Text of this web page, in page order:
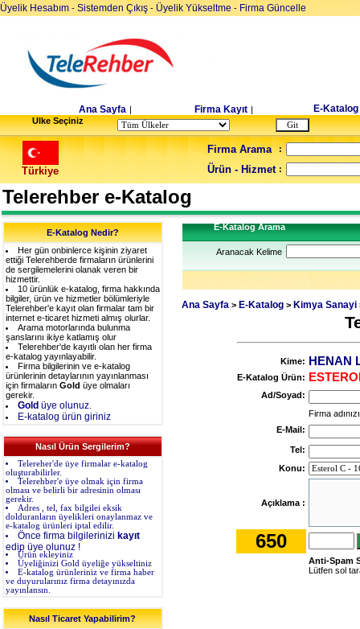
Üyelik Hesabım - Sistemden Çıkış - Üyelik Yükseltme - Firma Güncelle
Ana Sayfa | Firma Kayıt | E-Katalog
Ulke Seçiniz
Türkiye
Firma Arama :
Ürün - Hizmet :
Telerehber e-Katalog
E-Katalog Nedir?
Her gün onbinlerce kişinin ziyaret
ettiği Telerehberde firmaların ürünlerini
de sergilemelerini olanak veren bir
hizmettir.
10 ürünlük e-katalog, firma hakkında
bilgiler, ürün ve hizmetler bölümleriyle
Telerehber'e kayıt olan firmalar tam bir
internet e-ticaret hizmeti almış olurlar.
Arama motorlarında bulunma
şanslarını ikiye katlamış olur
Telerehber'de kayıtlı olan her firma
e-katalog yayınlayabilir.
Firma bilgilerinin ve e-katalog
ürünlerinin detaylarının yayınlanması
için firmaların Gold üye olmaları
gerekir.
Gold üye olunuz.
E-katalog ürün giriniz
Nasıl Ürün Sergilerim?
Telereher'de üye firmalar e-katalog
oluşturabilirler.
Telerehber'e üye olmak için firma
olması ve belirli bir adresinin olması
gerekir.
Adres , tel, fax bilgilei eksik
dolduranların üyelikleri onaylanmaz ve
e-katalog ürünleri iptal edilir.
Önce firma bilgilerinizi kayıt
edip üye olunuz !
Ürün ekleyiniz
Üyeliğinizi Gold üyeliğe yükseltiniz
E-katalog ürünleriniz ve firma haber
ve duyurularınız firma detayınızda
yayınlansın.
Nasıl Ticaret Yapabilirim?
E-Katalog Arama
Aranacak Kelime
Ana Sayfa > E-Katalog > Kimya Sanayi
Kime: HENAN
E-Katalog Ürün:
Ad/Soyad:
Firma
E-Mail:
Tel:
Konu:
Açıklama :
650
Anti-Spam
Lütfen sol